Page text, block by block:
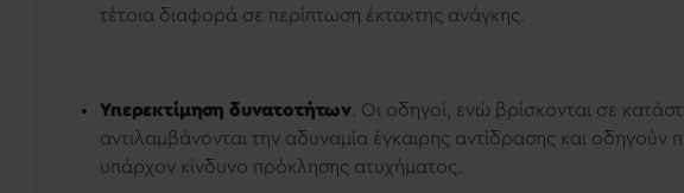
τέτοια διαφορά σε περίπτωση έκτακτης ανάγκης.
Υπερεκτίμηση δυνατοτήτων. Οι οδηγοί, ενώ βρίσκονται σε
αντιλαμβάνονται την αδυναμία έγκαιρης αντίδρασης και οδηγούν
υπάρχον κίνδυνο πρόκλησης ατυχήματος.